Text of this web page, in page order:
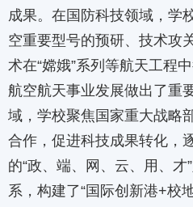
成果。在国防科技领域，学
空重要型号的预研、技术攻
术在“嫦娥”系列等航天工程
航空航天事业发展做出了重
域，学校聚焦国家重大战略
合作，促进科技成果转化，
的“政、端、网、云、用、
系，构建了“国际创新港+校